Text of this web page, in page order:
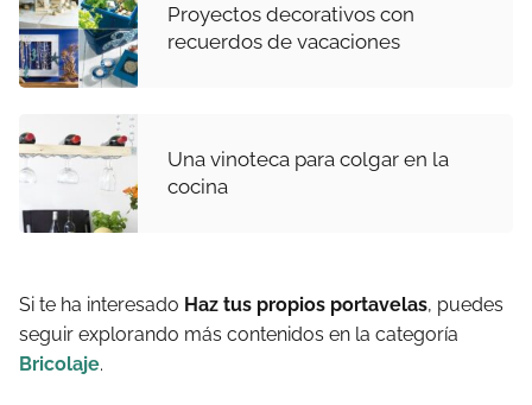
Proyectos decorativos con
recuerdos de vacaciones
Una vinoteca para colgar en la
cocina
Si te ha interesado Haz tus propios portavelas, puedes
seguir explorando más contenidos en la categoría
Bricolaje.